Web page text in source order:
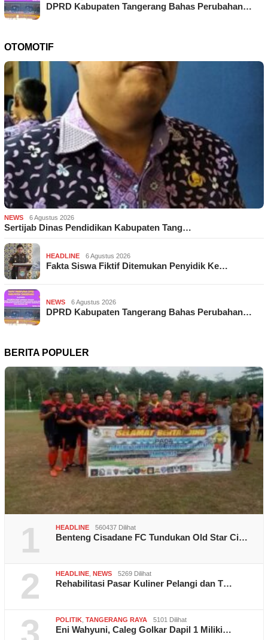
DPRD Kabupaten Tangerang Bahas Perubahan…
OTOMOTIF
NEWS 6 Agustus 2026
Sertijab Dinas Pendidikan Kabupaten Tang…
HEADLINE 6 Agustus 2026
Fakta Siswa Fiktif Ditemukan Penyidik Ke…
NEWS 6 Agustus 2026
DPRD Kabupaten Tangerang Bahas Perubahan…
BERITA POPULER
1 HEADLINE 560437 Dilihat
Benteng Cisadane FC Tundukan Old Star Ci…
2 HEADLINE NEWS 5269 Dilihat
Rehabilitasi Pasar Kuliner Pelangi dan T…
POLITIK TANGERANG RAYA 5101 Dilihat
Eni Wahyuni, Caleg Golkar Dapil 1 Miliki…